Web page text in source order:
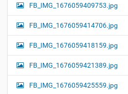
FB_IMG_1676059409753.jpg
FB_IMG_1676059414706.jpg
FB_IMG_1676059418159.jpg
FB_IMG_1676059421389.jpg
FB_IMG_1676059425559.jpg